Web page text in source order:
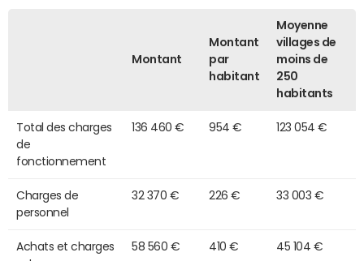
Montant
Montant
par
habitant
Moyenne
villages de
moins de
250
habitants
Total des charges
de
fonctionnement
136 460 € 954 € 123 054 €
Charges de
personnel
32 370 € 226 € 33 003 €
Achats et charges
58 560 € 410 € 45 104 €